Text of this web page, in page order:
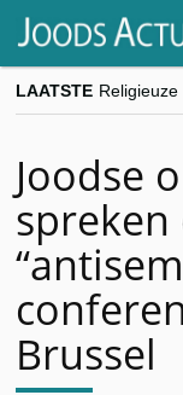
LAATSTE
Joodse
spreken
Brussel